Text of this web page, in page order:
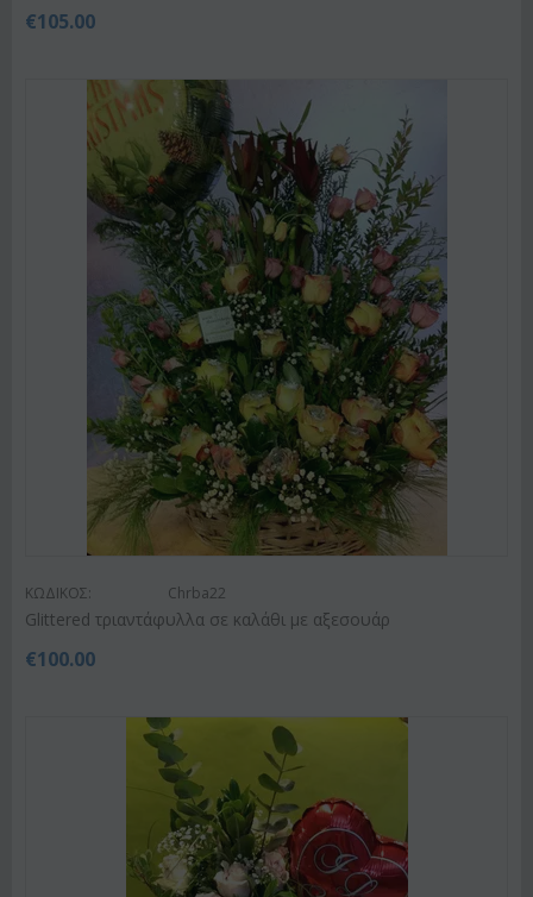
€105.00
ΚΩΔΙΚΟΣ: Chrba22
Glittered τριαντάφυλλα σε καλάθι με αξεσουάρ
€100.00